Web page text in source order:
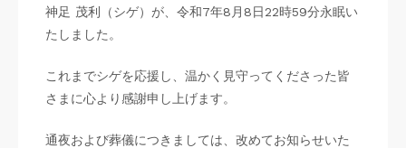
神足 茂利（シゲ）が、令和7年8月8日22時59分永眠い
たしました。
これまでシゲを応援し、温かく見守ってくださった皆
さまに心より感謝申し上げます。
通夜および葬儀につきましては、改めてお知らせいた